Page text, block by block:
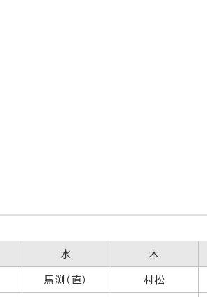
水 木
馬渕（直） 村松